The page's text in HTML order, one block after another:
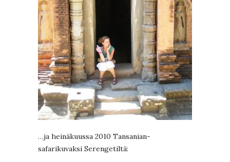
…ja heinäkuussa 2010 Tansanian-
safarikuvaksi Serengetiltä: